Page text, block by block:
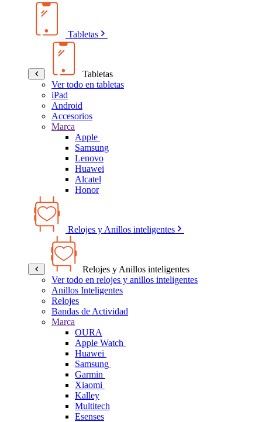
Tabletas
Tabletas
Ver todo en tabletas
iPad
Android
Accesorios
Marca
Apple
Samsung
Lenovo
Huawei
Alcatel
Honor
Relojes y Anillos inteligentes
Relojes y Anillos inteligentes
Ver todo en relojes y anillos inteligentes
Anillos Inteligentes
Relojes
Bandas de Actividad
Marca
OURA
Apple Watch
Huawei
Samsung
Garmin
Xiaomi
Kalley
Multitech
Esenses